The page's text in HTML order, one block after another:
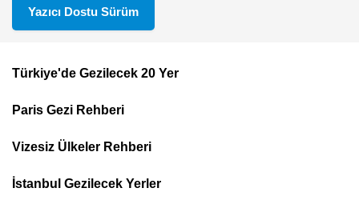
Yazıcı Dostu Sürüm
Top
Menu
Türkiye'de Gezilecek 20 Yer
Paris Gezi Rehberi
Vizesiz Ülkeler Rehberi
İstanbul Gezilecek Yerler